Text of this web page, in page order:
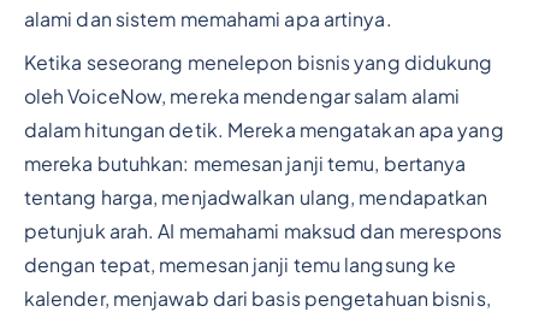
alami dan sistem memahami apa artinya.
Ketika seseorang menelepon bisnis yang didukung
oleh VoiceNow, mereka mendengar salam alami
dalam hitungan detik. Mereka mengatakan apa yang
mereka butuhkan: memesan janji temu, bertanya
tentang harga, menjadwalkan ulang, mendapatkan
petunjuk arah. AI memahami maksud dan merespons
dengan tepat, memesan janji temu langsung ke
kalender, menjawab dari basis pengetahuan bisnis,